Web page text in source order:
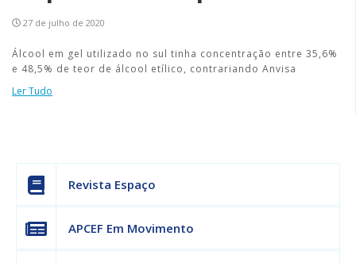
27 de julho de 2020
Álcool em gel utilizado no sul tinha concentração entre 35,6%
e 48,5% de teor de álcool etílico, contrariando Anvisa
Ler Tudo
Revista Espaço
APCEF Em Movimento